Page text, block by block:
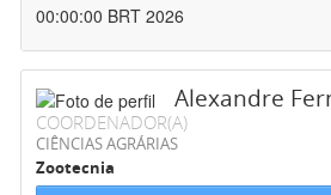
00:00:00 BRT 2026
Alexandre
COORDENADOR(A)
CIÊNCIAS AGRÁRIAS
Zootecnia